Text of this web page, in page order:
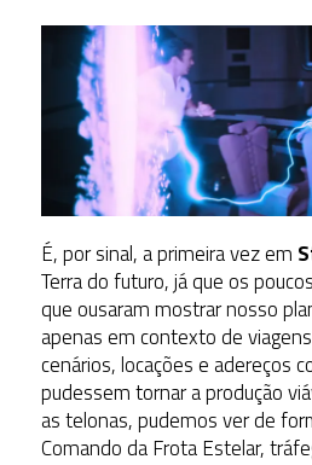
É, por sinal, a primeira vez em
Terra do futuro, já que os
que ousaram mostrar nosso
apenas em contexto de
cenários, locações e adereços
pudessem tornar a produção
as telonas, pudemos ver de
Comando da Frota Estelar,